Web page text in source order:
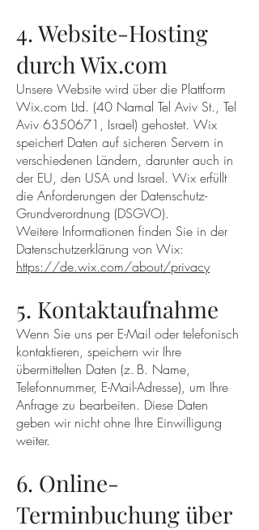
4. Website-Hosting
durch Wix.com
Unsere Website wird über die Plattform
Wix.com Ltd. (40 Namal Tel Aviv St., Tel
Aviv 6350671 , Israel) gehostet. Wix
speichert Daten auf sicheren Servern in
verschiedenen Ländern, darunter auch in
der EU, den USA und Israel. Wix erfüllt
die Anforderungen der Datenschutz-
Grundverordnung (DSGVO).
Weitere Informationen finden Sie in der
Datenschutzerklärung von Wix:
https://de.wix.com/about/privacy
5. Kontaktaufnahme
Wenn Sie uns per E-Mail oder telefonisch
kontaktieren, speichern wir Ihre
übermittelten Daten (z. B. Name,
Telefonnummer, E-Mail-Adresse), um Ihre
Anfrage zu bearbeiten. Diese Daten
geben wir nicht ohne Ihre Einwilligung
weiter.
6. Online-
Terminbuchung über